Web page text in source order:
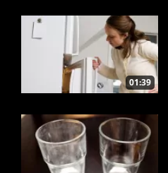
01:39